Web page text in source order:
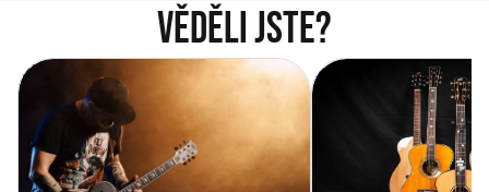
Věděli jste?
Vítejte na novém e-shopu Music
City
Jak vybrat